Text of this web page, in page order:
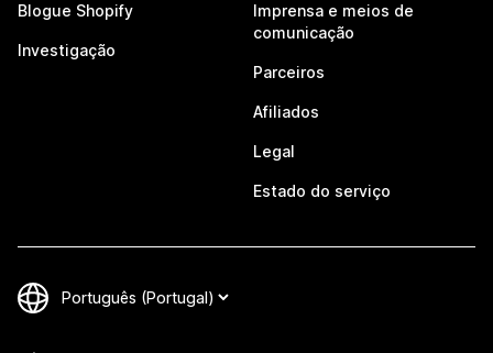
Blogue Shopify
Investigação
Imprensa e meios de
comunicação
Parceiros
Afiliados
Legal
Estado do serviço